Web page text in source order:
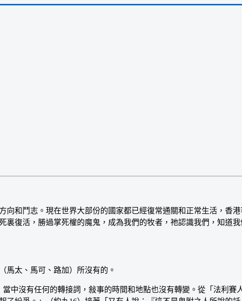
和鬥志。現在世界大部份的國家都已經復常通關和正常生活，香
復活，勝過掌死權的魔鬼，成為我們的牧者，祂認識我們，知道
太、馬可、路加）所沒有的。
沒有任何的轉接詞，敍事的時間和地點也沒有轉變。從「法利賽